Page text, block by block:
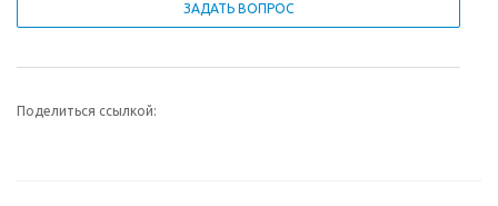
ЗАДАТЬ ВОПРОС
Поделиться ссылкой: